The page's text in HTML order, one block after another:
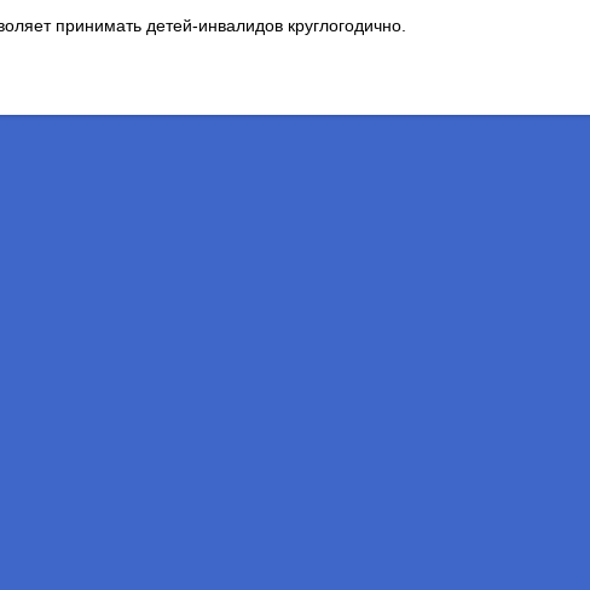
принимать детей-инвалидов круглогодично.